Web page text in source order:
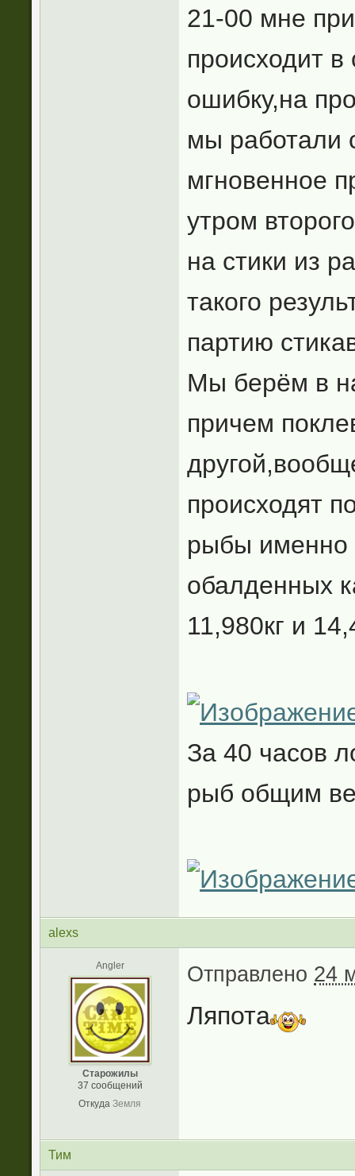
21-00 мне
происходит
ошибку,на
мы работали
мгновенное
утром
на стики из
такого
партию
Мы берём в
причем
происходят
рыбы именно
обалденных
11,980кг и
За 40 часов
рыб общим
alexs
Angler
Старожилы
37 сообщений
Откуда Земля
Отправлено 24
Ляпота
Тим